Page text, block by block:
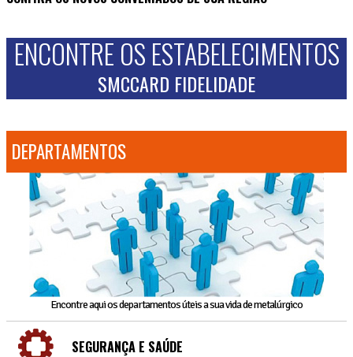
ENCONTRE OS ESTABELECIMENTOS
SMCCARD FIDELIDADE
DEPARTAMENTOS
Encontre aqui os departamentos úteis a sua vida de metalúrgico
SEGURANÇA E SAÚDE